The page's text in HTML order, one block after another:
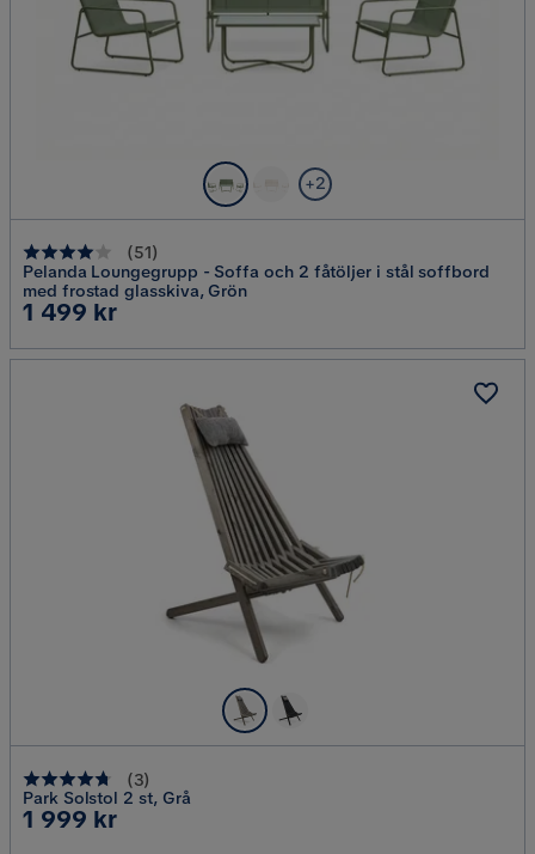
+2
(51)
Pelanda Loungegrupp - Soffa och 2 fåtöljer i stål soffbord
med frostad glasskiva, Grön
Pris
1 499 kr
(3)
Park Solstol 2 st, Grå
Pris
1 999 kr